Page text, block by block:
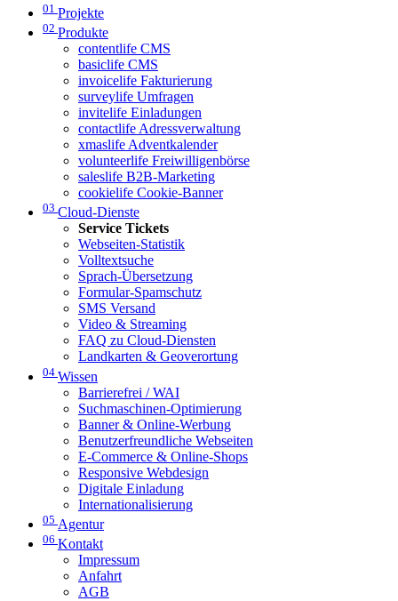
01 Projekte
02 Produkte
contentlife CMS
basiclife CMS
invoicelife Fakturierung
surveylife Umfragen
invitelife Einladungen
contactlife Adressverwaltung
xmaslife Adventkalender
volunteerlife Freiwilligenbörse
saleslife B2B-Marketing
cookielife Cookie-Banner
03 Cloud-Dienste
Service Tickets
Webseiten-Statistik
Volltextsuche
Sprach-Übersetzung
Formular-Spamschutz
SMS Versand
Video & Streaming
FAQ zu Cloud-Diensten
Landkarten & Geoverortung
04 Wissen
Barrierefrei / WAI
Suchmaschinen-Optimierung
Banner & Online-Werbung
Benutzerfreundliche Webseiten
E-Commerce & Online-Shops
Responsive Webdesign
Digitale Einladung
Internationalisierung
05 Agentur
06 Kontakt
Impressum
Anfahrt
AGB